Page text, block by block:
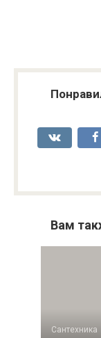
Вам
Сантехника